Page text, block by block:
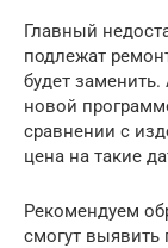
Главный
подлежат
будет
новой
сравнении с
цена на такие
Рекомендуем
смогут выявить